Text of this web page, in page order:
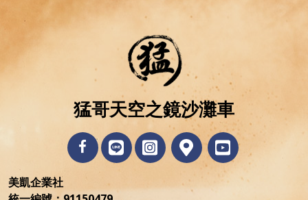
猛哥天空之鏡沙灘車
美凱企業社